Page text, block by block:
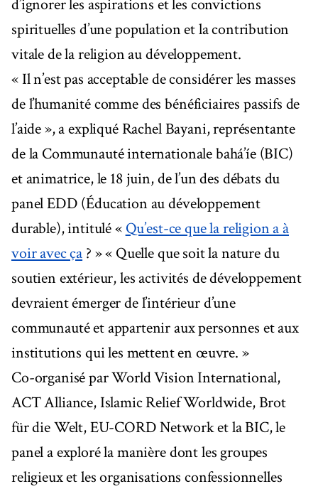
d’ignorer les aspirations et les convictions
spirituelles d’une population et la contribution
vitale de la religion au développement.
« Il n’est pas acceptable de considérer les masses
de l’humanité comme des bénéficiaires passifs de
l’aide », a expliqué Rachel Bayani, représentante
de la Communauté internationale bahá’íe (BIC)
et animatrice, le 18 juin, de l’un des débats du
panel EDD (Éducation au développement
durable), intitulé « Qu’est-ce que la religion a à
voir avec ça ? » « Quelle que soit la nature du
soutien extérieur, les activités de développement
devraient émerger de l’intérieur d’une
communauté et appartenir aux personnes et aux
institutions qui les mettent en œuvre. »
Co-organisé par World Vision International,
ACT Alliance, Islamic Relief Worldwide, Brot
für die Welt, EU-CORD Network et la BIC, le
panel a exploré la manière dont les groupes
religieux et les organisations confessionnelles